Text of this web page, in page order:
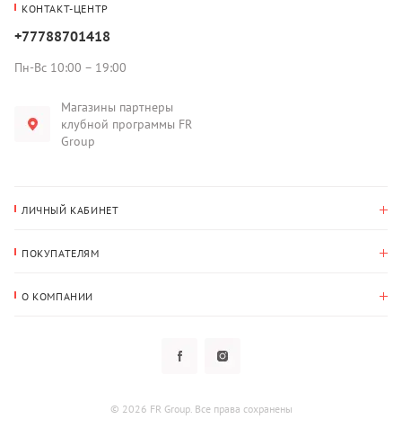
КОНТАКТ-ЦЕНТР
+77788701418
Пн-Вс 10:00 – 19:00
Магазины партнеры
клубной программы FR
Group
ЛИЧНЫЙ КАБИНЕТ
Адрес для доставки
ПОКУПАТЕЛЯМ
О КОМПАНИИ
Политика конфиденциальности
Пользовательское соглашение© 2026 FR Group. Все права сохранены